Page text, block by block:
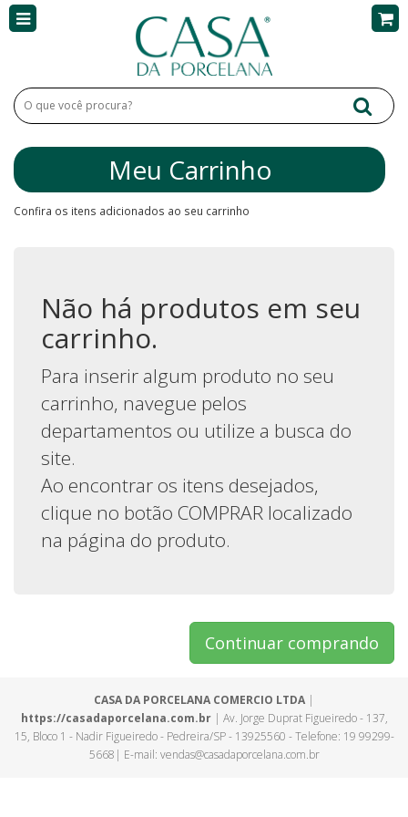
Meu Carrinho
Confira os itens adicionados ao seu carrinho
Não há produtos em seu
carrinho.
Para inserir algum produto no seu
carrinho, navegue pelos
departamentos ou utilize a busca do
site.
Ao encontrar os itens desejados,
clique no botão COMPRAR localizado
na página do produto.
Continuar comprando
CASA DA PORCELANA COMERCIO LTDA |
https://casadaporcelana.com.br| Av. Jorge Duprat Figueiredo - 137,
15, Bloco 1 - Nadir Figueiredo - Pedreira/SP - 13925560 - Telefone: 19 99299-
5668| E-mail: vendas@casadaporcelana.com.br